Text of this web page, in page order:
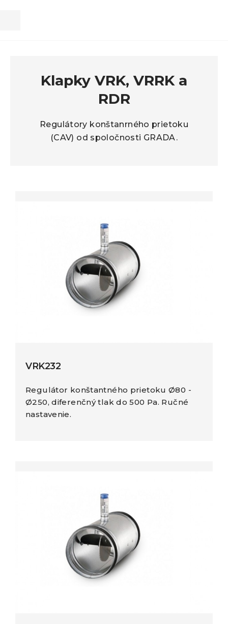
Klapky VRK, VRRK a
RDR
Regulátory konštanrného prietoku
(CAV) od spoločnosti GRADA.
VRK232
Regulátor konštantného prietoku Ø80 -
Ø250, diferenčný tlak do 500 Pa. Ručné
nastavenie.